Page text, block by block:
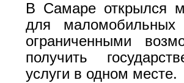
В Самаре открылся
для
ограниченными
получить
услуги в одном месте.